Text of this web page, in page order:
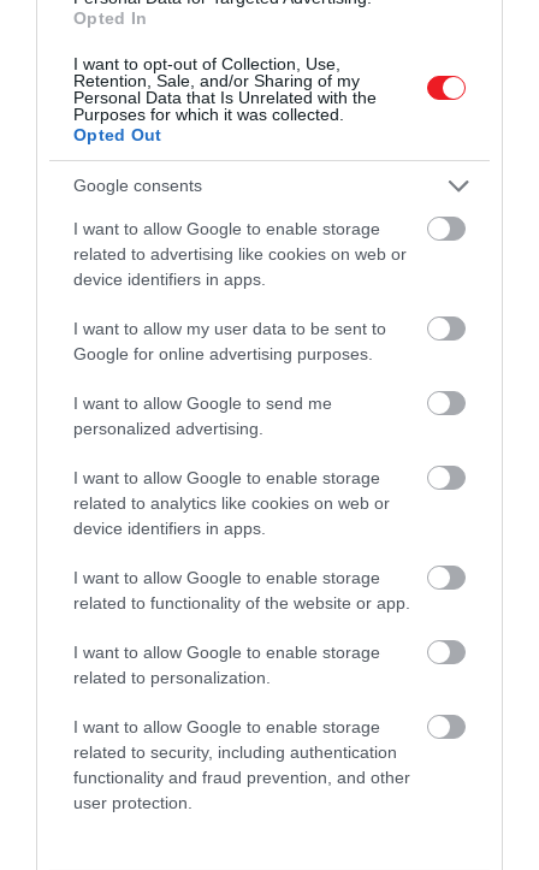
Opted In
I want to opt-out of Collection, Use,
Retention, Sale, and/or Sharing of my
Personal Data that Is Unrelated with the
Purposes for which it was collected.
Opted Out
Google consents
I want to allow Google to enable storage
related to advertising like cookies on web or
device identifiers in apps.
I want to allow my user data to be sent to
Google for online advertising purposes.
I want to allow Google to send me
personalized advertising.
I want to allow Google to enable storage
related to analytics like cookies on web or
device identifiers in apps.
I want to allow Google to enable storage
related to functionality of the website or app.
I want to allow Google to enable storage
related to personalization.
I want to allow Google to enable storage
related to security, including authentication
functionality and fraud prevention, and other
user protection.
Például egy adag (28g) kesudió 83 mg
magnéziumot tartalmaz, ami a napi mennyiség
20%-át jelenti.
A legtöbb dióféle emellett jó rost- és egyszeresen
telítetlen zsírforrás, és bizonyítottan javítja a
cukorbetegek vércukor- és koleszterinszintjét.
A brazil diónak rendkívül magas a szeléntartalma is:
biztosítja. De a diófélék gyulladáscsökkentő
hatásúak is, jótékonyan hatnak a szív egészségére,
és csökkenthetik az étvágyat, ha nassolnivalóként
fogyasztják őket
Hüvelyesek